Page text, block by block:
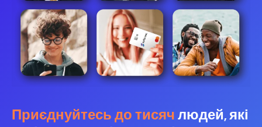
Приєднуйтесь до тисяч людей, які